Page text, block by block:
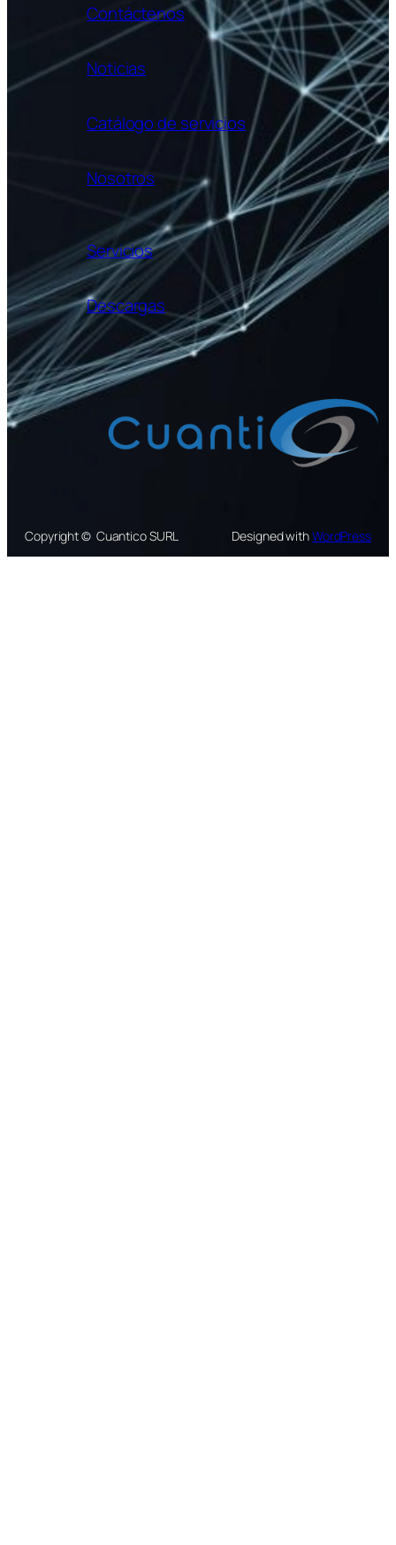
Contáctenos
Noticias
Catálogo de servicios
Nosotros
Servicios
Descargas
Copyright © Cuantico SURL Designed withWordPress